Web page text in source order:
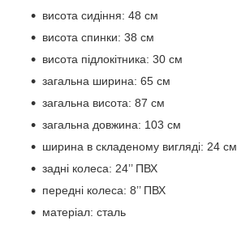
висота сидіння: 48 см
висота спинки: 38 см
висота підлокітника: 30 см
загальна ширина: 65 см
загальна висота: 87 см
загальна довжина: 103 см
ширина в складеному вигляді: 24 см
задні колеса: 24’’ ПВХ
передні колеса: 8’’ ПВХ
матеріал: сталь